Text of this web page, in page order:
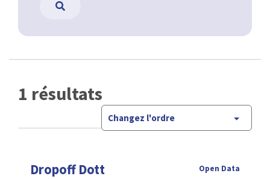
1 résultats
Changez l'ordre
Dropoff Dott Open Data